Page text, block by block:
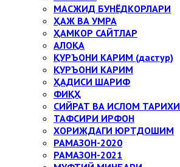
МАСЖИД БУНЁДКОРЛАРИ
ҲАЖ ВА УМРА
ҲАМКОР САЙТЛАР
АЛОҚА
ҚУРЪОНИ КАРИМ (дастур)
ҚУРЪОНИ КАРИМ
ҲАДИСИ ШАРИФ
ФИҚҲ
СИЙРАТ ВА ИСЛОМ ТАРИХИ
ТАФСИРИ ИРФОН
ХОРИЖДАГИ ЮРТДОШИМ
РАМАЗОН-2020
РАМАЗОН-2021